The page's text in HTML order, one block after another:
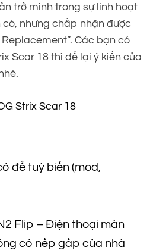
trở mình trong sự linh hoạt
nhưng chấp nhận được
Các bạn có
Scar 18 thì để lại ý kiến của
Strix Scar 18
để tuỳ biến (mod,
Flip – Điện thoại màn
có nếp gấp của nhà